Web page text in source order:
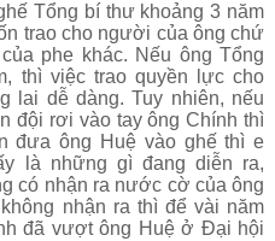
Tổng bí thư khoảng 3 năm
trao cho người của ông chứ
phe khác. Nếu ông Tổng
thì việc trao quyền lực cho
lai dễ dàng. Tuy nhiên, nếu
đội rơi vào tay ông Chính thì
đưa ông Huệ vào ghế thì e
là những gì đang diễn ra,
có nhận ra nước cờ của ông
nhận ra thì để vài năm
đã vượt ông Huệ ở Đại hội